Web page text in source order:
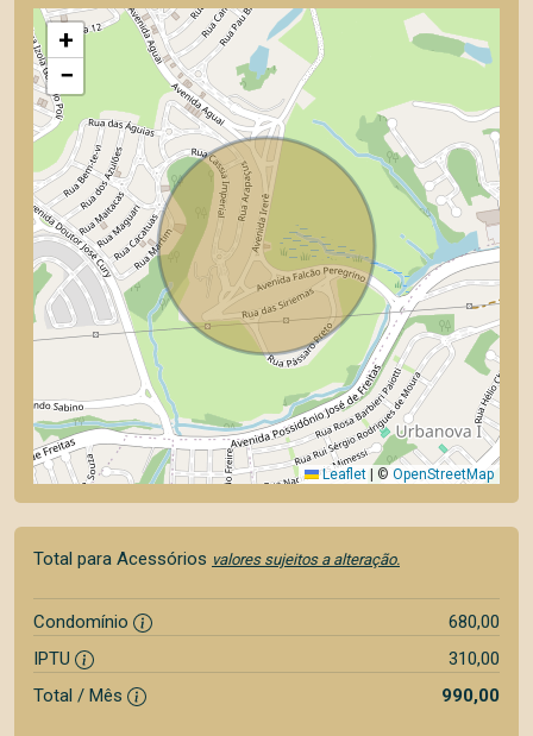
+
−
Leaflet © OpenStreetMap
Total para Acessórios valores sujeitos a alteração.
Condomínio
680,00
IPTU
310,00
Total / Mês
990,00